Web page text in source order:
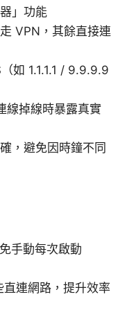
」功能
VPN，其餘直接連
如 1.1.1.1 / 9.9.9.9
線掉線時暴露真實
，避免因時鐘不同
手動每次啟動
連網路，提升效率